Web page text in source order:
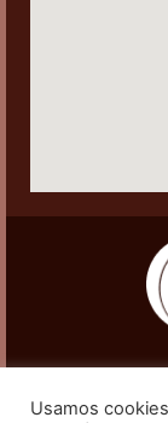
Usamos